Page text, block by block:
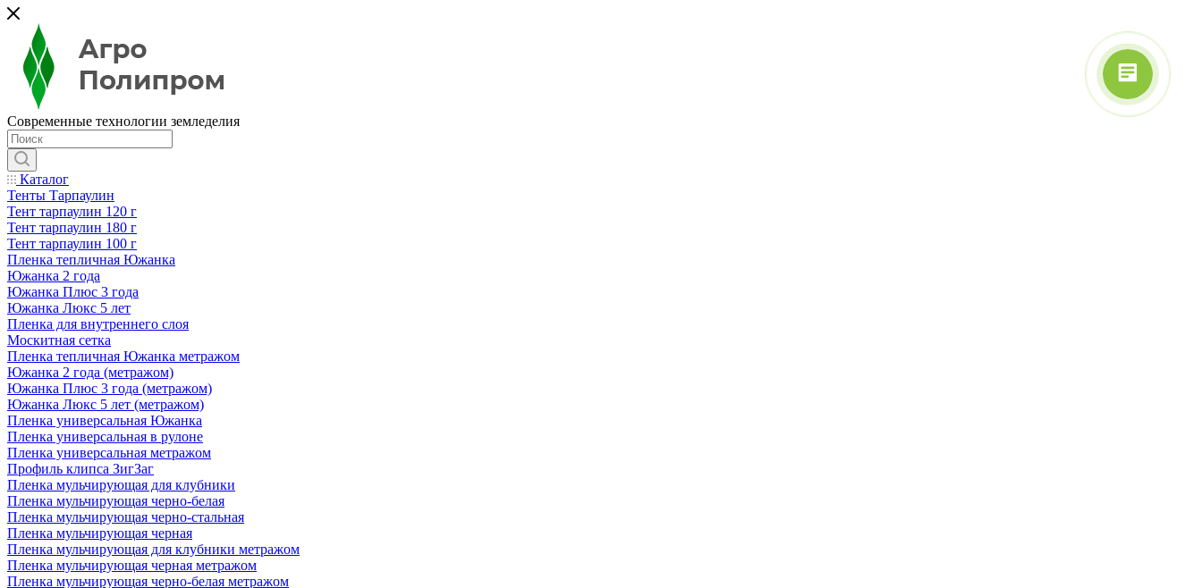
Современные технологии земледелия
Каталог
Тенты Тарпаулин
Тент тарпаулин 120 г
Тент тарпаулин 180 г
Тент тарпаулин 100 г
Пленка тепличная Южанка
Южанка 2 года
Южанка Плюс 3 года
Южанка Люкс 5 лет
Пленка для внутреннего слоя
Москитная сетка
Пленка тепличная Южанка метражом
Южанка 2 года (метражом)
Южанка Плюс 3 года (метражом)
Южанка Люкс 5 лет (метражом)
Пленка универсальная Южанка
Пленка универсальная в рулоне
Пленка универсальная метражом
Профиль клипса ЗигЗаг
Пленка мульчирующая для клубники
Пленка мульчирующая черно-белая
Пленка мульчирующая черно-стальная
Пленка мульчирующая черная
Пленка мульчирующая для клубники метражом
Пленка мульчирующая черная метражом
Пленка мульчирующая черно-белая метражом